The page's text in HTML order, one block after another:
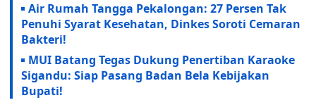
Air Rumah Tangga Pekalongan: 27 Persen Tak
Penuhi Syarat Kesehatan, Dinkes Soroti Cemaran
Bakteri!
MUI Batang Tegas Dukung Penertiban Karaoke
Sigandu: Siap Pasang Badan Bela Kebijakan
Bupati!